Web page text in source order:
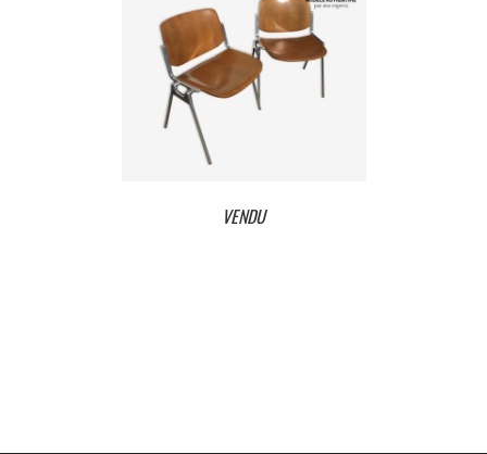
VENDU